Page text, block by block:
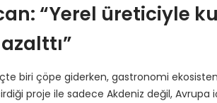
“Yerel üreticiyle
biri çöpe giderken, gastronomi
proje ile sadece Akdeniz değil,